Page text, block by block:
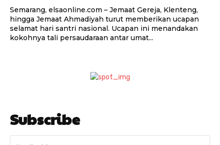
Semarang, elsaonline.com – Jemaat Gereja, Klenteng,
hingga Jemaat Ahmadiyah turut memberikan ucapan
selamat hari santri nasional. Ucapan ini menandakan
kokohnya tali persaudaraan antar umat...
Subscribe